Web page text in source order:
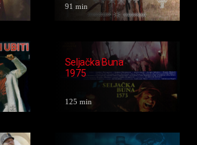
91 min
Seljačka Buna
1975
125 min